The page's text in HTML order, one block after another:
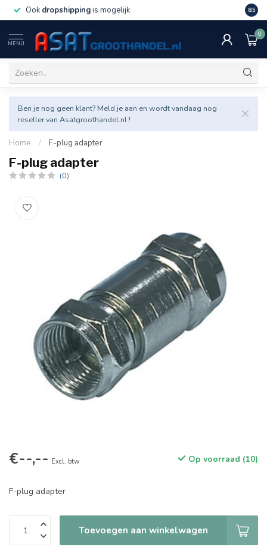
Ook dropshippingis mogelijk Veel
8.5
MENU
0
Ben je nog geen klant? Meld je aan en wordt vandaag nog
reseller van Asatgroothandel.nl !
Home / F-plug adapter
F-plug adapter
(0)
€--,-- Excl. btw Op voorraad (10)
F-plug adapter
Toevoegen aan winkelwagen